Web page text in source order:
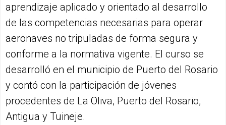
aprendizaje aplicado y orientado al desarrollo
de las competencias necesarias para operar
aeronaves no tripuladas de forma segura y
conforme a la normativa vigente. El curso se
desarrolló en el municipio de Puerto del Rosario
y contó con la participación de jóvenes
procedentes de La Oliva, Puerto del Rosario,
Antigua y Tuineje.